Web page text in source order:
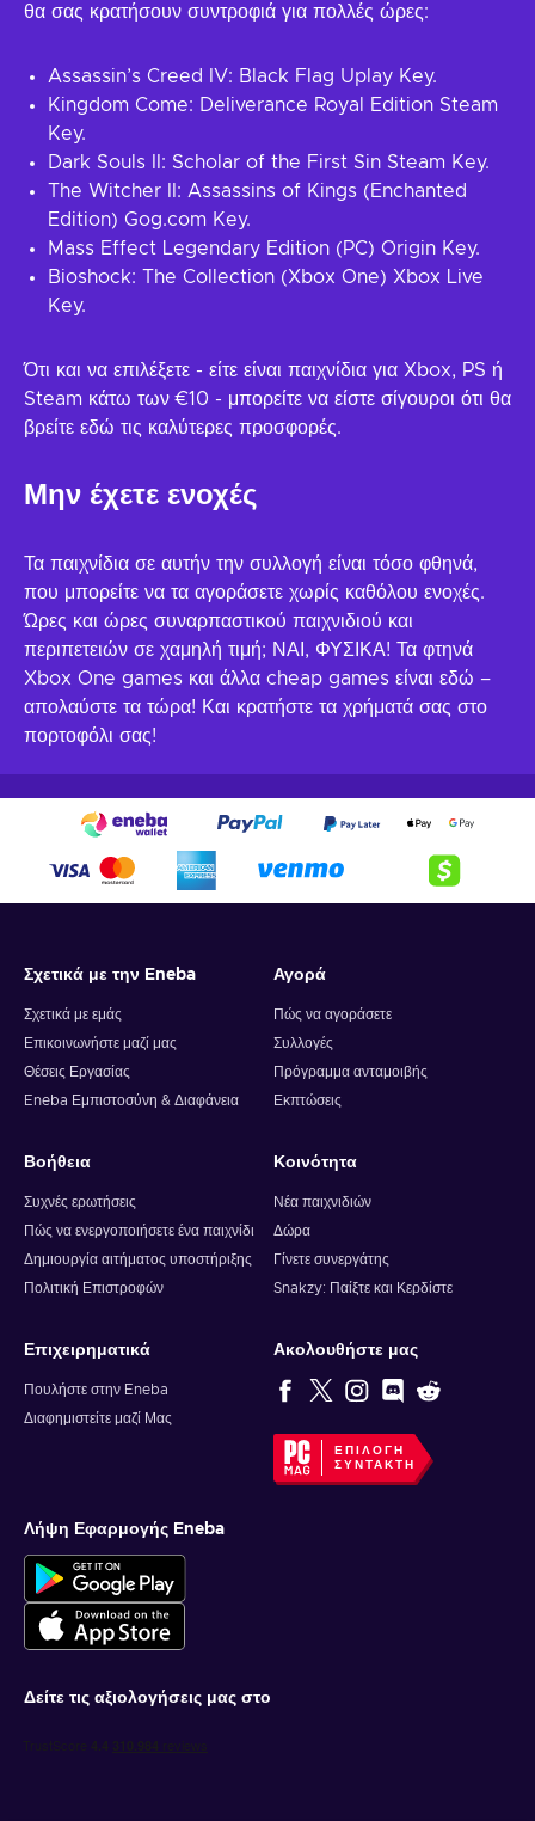
θα σας κρατήσουν συντροφιά για πολλές ώρες:
Assassin’s Creed IV: Black Flag Uplay Key.
Kingdom Come: Deliverance Royal Edition Steam
Key.
Dark Souls II: Scholar of the First Sin Steam Key.
The Witcher II: Assassins of Kings (Enchanted
Edition) Gog.com Key.
Mass Effect Legendary Edition (PC) Origin Key.
Bioshock: The Collection (Xbox One) Xbox Live
Key.
Ότι και να επιλέξετε - είτε είναι παιχνίδια για Xbox, PS ή
Steam κάτω των €10 - μπορείτε να είστε σίγουροι ότι θα
βρείτε εδώ τις καλύτερες προσφορές.
Μην έχετε ενοχές
Τα παιχνίδια σε αυτήν την συλλογή είναι τόσο φθηνά,
που μπορείτε να τα αγοράσετε χωρίς καθόλου ενοχές.
Ώρες και ώρες συναρπαστικού παιχνιδιού και
περιπετειών σε χαμηλή τιμή; ΝΑΙ, ΦΥΣΙΚΑ! Τα φτηνά
Xbox One games και άλλα cheap games είναι εδώ –
απολαύστε τα τώρα! Και κρατήστε τα χρήματά σας στο
πορτοφόλι σας!
Σχετικά με την Eneba
Σχετικά με εμάς
Επικοινωνήστε μαζί μας
Θέσεις Εργασίας
Eneba Εμπιστοσύνη & Διαφάνεια
Αγορά
Πώς να αγοράσετε
Συλλογές
Πρόγραμμα ανταμοιβής
Εκπτώσεις
Βοήθεια
Συχνές ερωτήσεις
Πώς να ενεργοποιήσετε ένα παιχνίδι
Δημιουργία αιτήματος υποστήριξης
Πολιτική Επιστροφών
Κοινότητα
Νέα παιχνιδιών
Δώρα
Γίνετε συνεργάτης
Snakzy: Παίξτε και Κερδίστε
Επιχειρηματικά
Πουλήστε στην Eneba
Διαφημιστείτε μαζί Μας
Ακολουθήστε μας
ΕΠΙΛΟΓΉ
ΣΥΝΤΆΚΤΗ
Λήψη Εφαρμογής Eneba
Δείτε τις αξιολογήσεις μας στο